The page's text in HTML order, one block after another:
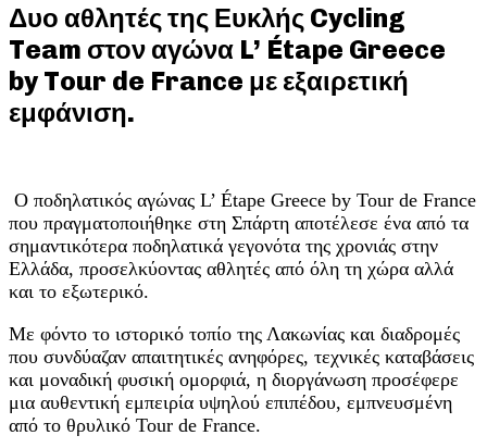
Δυο αθλητές της Ευκλής Cycling
Team στον αγώνα L’ Étape Greece
by Tour de France με εξαιρετική
εμφάνιση.
Ο ποδηλατικός αγώνας L’ Étape Greece by Tour de France
που πραγματοποιήθηκε στη Σπάρτη αποτέλεσε ένα από τα
σημαντικότερα ποδηλατικά γεγονότα της χρονιάς στην
Ελλάδα, προσελκύοντας αθλητές από όλη τη χώρα αλλά
και το εξωτερικό.
Με φόντο το ιστορικό τοπίο της Λακωνίας και διαδρομές
που συνδύαζαν απαιτητικές ανηφόρες, τεχνικές καταβάσεις
και μοναδική φυσική ομορφιά, η διοργάνωση προσέφερε
μια αυθεντική εμπειρία υψηλού επιπέδου, εμπνευσμένη
από το θρυλικό Tour de France.